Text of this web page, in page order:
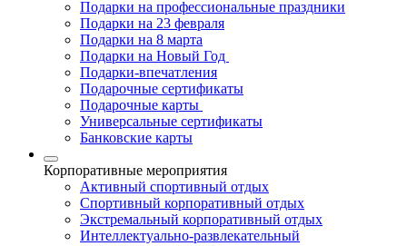
Подарки на профессиональные праздники
Подарки на 23 февраля
Подарки на 8 марта
Подарки на Новый Год
Подарки-впечатления
Подарочные сертификаты
Подарочные карты
Универсальные сертификаты
Банковские карты
Корпоративные мероприятия
Активный спортивный отдых
Спортивный корпоративный отдых
Экстремальный корпоративный отдых
Интеллектуально-развлекательный